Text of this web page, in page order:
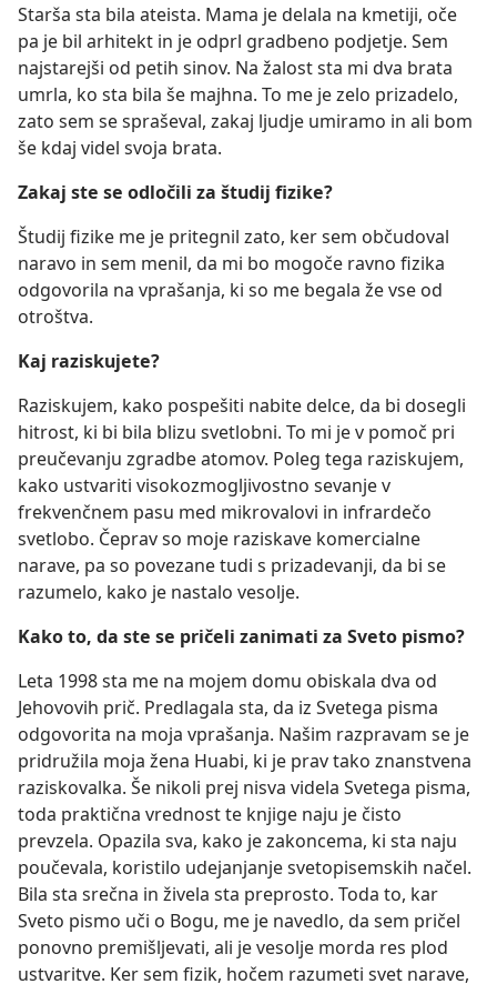
Starša sta bila ateista. Mama je delala na kmetiji, oče
pa je bil arhitekt in je odprl gradbeno podjetje. Sem
najstarejši od petih sinov. Na žalost sta mi dva brata
umrla, ko sta bila še majhna. To me je zelo prizadelo,
zato sem se spraševal, zakaj ljudje umiramo in ali bom
še kdaj videl svoja brata.
Zakaj ste se odločili za študij fizike?
Študij fizike me je pritegnil zato, ker sem občudoval
naravo in sem menil, da mi bo mogoče ravno fizika
odgovorila na vprašanja, ki so me begala že vse od
otroštva.
Kaj raziskujete?
Raziskujem, kako pospešiti nabite delce, da bi dosegli
hitrost, ki bi bila blizu svetlobni. To mi je v pomoč pri
preučevanju zgradbe atomov. Poleg tega raziskujem,
kako ustvariti visokozmogljivostno sevanje v
frekvenčnem pasu med mikrovalovi in infrardečo
svetlobo. Čeprav so moje raziskave komercialne
narave, pa so povezane tudi s prizadevanji, da bi se
razumelo, kako je nastalo vesolje.
Kako to, da ste se pričeli zanimati za Sveto pismo?
Leta 1998 sta me na mojem domu obiskala dva od
Jehovovih prič. Predlagala sta, da iz Svetega pisma
odgovorita na moja vprašanja. Našim razpravam se je
pridružila moja žena Huabi, ki je prav tako znanstvena
raziskovalka. Še nikoli prej nisva videla Svetega pisma,
toda praktična vrednost te knjige naju je čisto
prevzela. Opazila sva, kako je zakoncema, ki sta naju
poučevala, koristilo udejanjanje svetopisemskih načel.
Bila sta srečna in živela sta preprosto. Toda to, kar
Sveto pismo uči o Bogu, me je navedlo, da sem pričel
ponovno premišljevati, ali je vesolje morda res plod
ustvaritve. Ker sem fizik, hočem razumeti svet narave,